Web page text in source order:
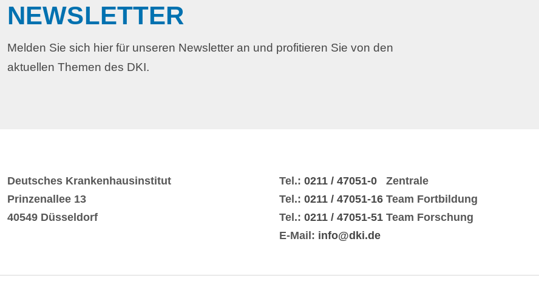
NEWSLETTER
Melden Sie sich hier für unseren Newsletter an und profitieren Sie von den
aktuellen Themen des DKI.
Deutsches Krankenhausinstitut
Prinzenallee 13
40549 Düsseldorf
Tel.: 0211 / 47051-0 Zentrale
Tel.: 0211 / 47051-16 Team Fortbildung
Tel.: 0211 / 47051-51 Team Forschung
E-Mail: info@dki.de